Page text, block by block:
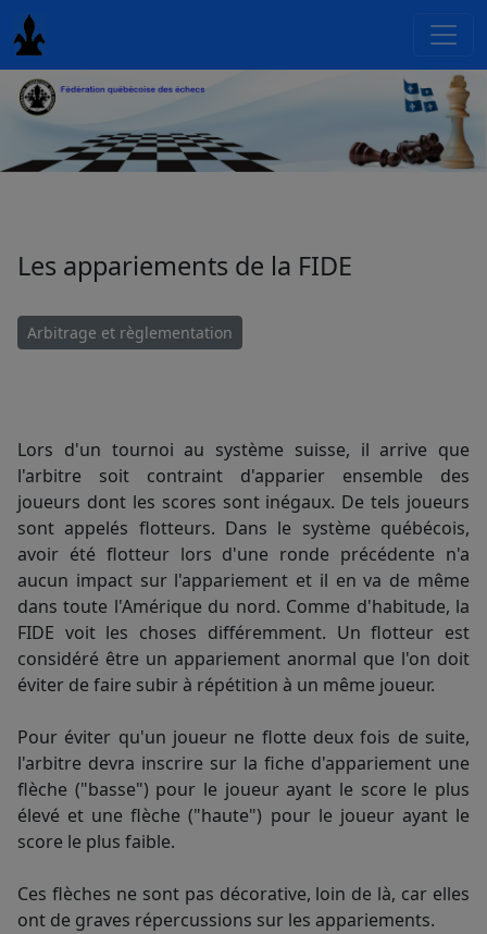
Les appariements de la FIDE
Arbitrage et règlementation
Lors d'un tournoi au système suisse, il arrive que
l'arbitre soit contraint d'apparier ensemble des
joueurs dont les scores sont inégaux. De tels joueurs
sont appelés flotteurs. Dans le système québécois,
avoir été flotteur lors d'une ronde précédente n'a
aucun impact sur l'appariement et il en va de même
dans toute l'Amérique du nord. Comme d'habitude, la
FIDE voit les choses différemment. Un flotteur est
considéré être un appariement anormal que l'on doit
éviter de faire subir à répétition à un même joueur.
Pour éviter qu'un joueur ne flotte deux fois de suite,
l'arbitre devra inscrire sur la fiche d'appariement une
flèche ("basse") pour le joueur ayant le score le plus
élevé et une flèche ("haute") pour le joueur ayant le
score le plus faible.
Ces flèches ne sont pas décorative, loin de là, car elles
ont de graves répercussions sur les appariements.